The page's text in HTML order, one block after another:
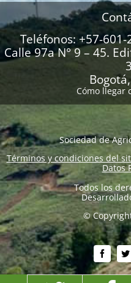
Teléfonos: +57-
Calle 97a N° 9 – 45.
Cómo llegar
Sociedad de
Términos y condiciones del
Datos
Todos los
©